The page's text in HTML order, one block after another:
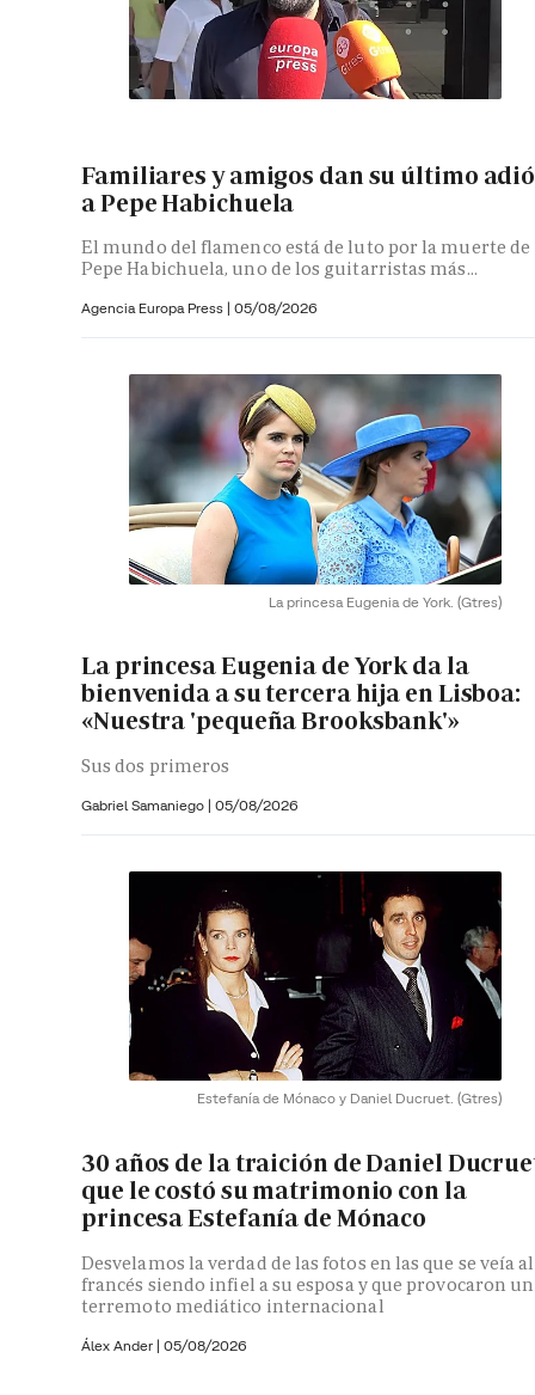
Familiares y amigos dan su último
a Pepe Habichuela
El mundo del flamenco está de luto por la muerte de
Pepe Habichuela, uno de los guitarristas más...
Agencia Europa Press | 05/08/2026
La princesa Eugenia de York. (Gtres)
La princesa Eugenia de York da la
bienvenida a su tercera hija en Lisboa:
«Nuestra 'pequeña Brooksbank'»
Sus dos primeros
Gabriel Samaniego | 05/08/2026
Estefanía de Mónaco y Daniel Ducruet. (Gtres)
30 años de la traición de Daniel
que le costó su matrimonio con la
princesa Estefanía de Mónaco
Desvelamos la verdad de las fotos en las que se veía al
francés siendo infiel a su esposa y que provocaron un
terremoto mediático internacional
Álex Ander | 05/08/2026